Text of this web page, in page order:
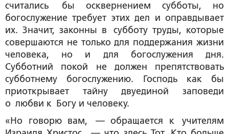
считались бы осквернением субботы, но
богослужение требует этих дел и оправдывает
их. Значит, законны в субботу труды, которые
совершаются не только для поддержания жизни
человека, но и для богослужения дня.
Субботний покой не должен препятствовать
субботнему богослужению. Господь как бы
приоткрывает тайну двуединой заповеди
о любви к Богу и человеку.
«Но говорю вам, — обращается к учителям